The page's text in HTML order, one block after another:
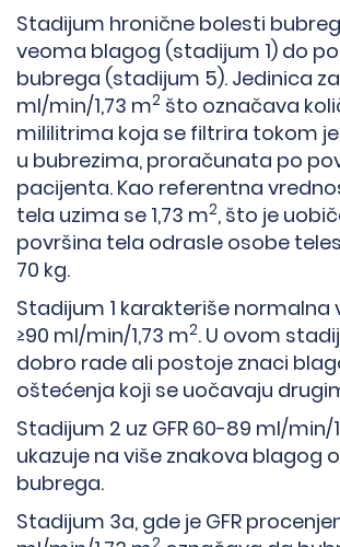
Stadijum hronične bolesti
veoma blagog (stadijum 1) do
bubrega (stadijum 5). Jedinica za
ml/min/1,73 m2 što označava
mililitrima koja se filtrira tokom
u bubrezima, proračunata po
pacijenta. Kao referentna
tela uzima se 1,73 m2, što je
površina tela odrasle osobe
70 kg.
Stadijum 1 karakteriše normalna
≥90 ml/min/1,73 m2. U ovom
dobro rade ali postoje znaci
oštećenja koji se uočavaju
Stadijum 2 uz GFR 60-89 ml/min/
ukazuje na više znakova blagog
bubrega.
Stadijum 3a, gde je GFR